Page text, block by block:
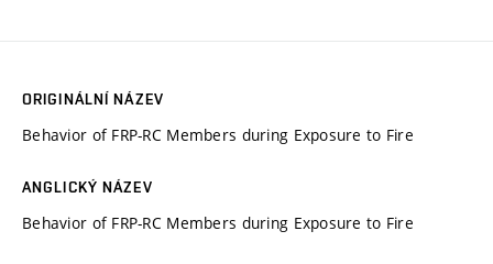
ORIGINÁLNÍ NÁZEV
Behavior of FRP-RC Members during Exposure to Fire
ANGLICKÝ NÁZEV
Behavior of FRP-RC Members during Exposure to Fire